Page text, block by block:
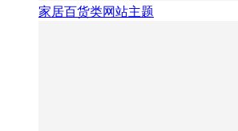
家居百货类网站主题